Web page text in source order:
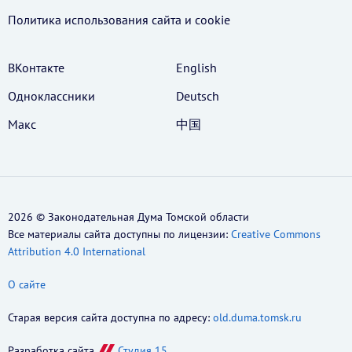
Политика использования cайта и cookie
ВКонтакте
Одноклассники
Макс
English
Deutsch
中国
2026 © Законодательная Дума Томской области
Все материалы сайта доступны по лицензии: Creative Commons
Attribution 4.0 International
О сайте
Старая версия сайта доступна по адресу: old.duma.tomsk.ru